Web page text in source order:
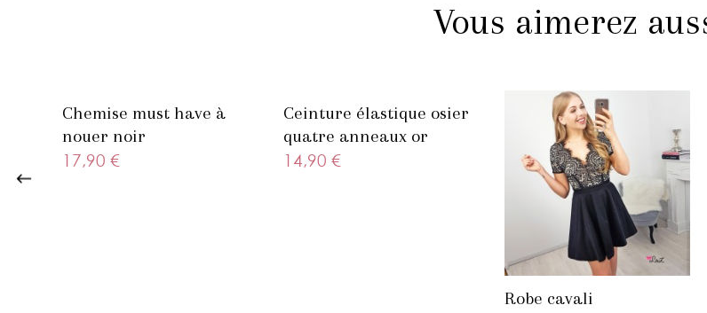
Vous aimerez
Chemise must have à
nouer noir
17,90 €
Ceinture élastique osier
quatre anneaux or
14,90 €
Robe cavali